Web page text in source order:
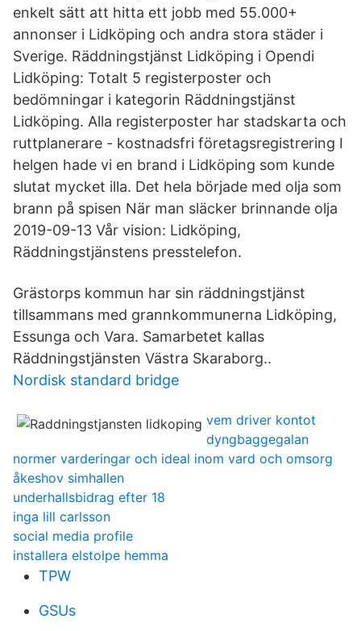
enkelt sätt att hitta ett jobb med 55.000+
annonser i Lidköping och andra stora städer i
Sverige. Räddningstjänst Lidköping i Opendi
Lidköping: Totalt 5 registerposter och
bedömningar i kategorin Räddningstjänst
Lidköping. Alla registerposter har stadskarta och
ruttplanerare - kostnadsfri företagsregistrering I
helgen hade vi en brand i Lidköping som kunde
slutat mycket illa. Det hela började med olja som
brann på spisen När man släcker brinnande olja
2019-09-13 Vår vision: Lidköping,
Räddningstjänstens presstelefon.
Grästorps kommun har sin räddningstjänst
tillsammans med grannkommunerna Lidköping,
Essunga och Vara. Samarbetet kallas
Räddningstjänsten Västra Skaraborg..
Nordisk standard bridge
vem driver kontot
dyngbaggegalan
normer varderingar och ideal inom vard och omsorg
åkeshov simhallen
underhallsbidrag efter 18
inga lill carlsson
social media profile
installera elstolpe hemma
TPW
GSUs